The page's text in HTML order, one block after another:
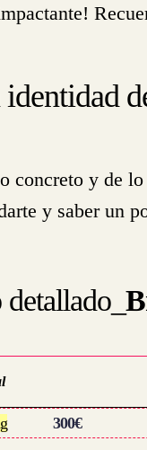
concreto y de
y saber un
300€